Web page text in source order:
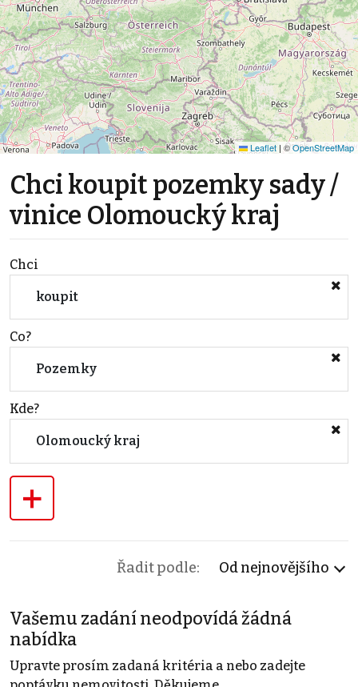
Leaflet | ©OpenStreetMap
Chci koupit pozemky sady /
vinice Olomoucký kraj
Chci
koupit
Co?
Pozemky
Kde?
Olomoucký kraj
+
Řadit podle: Od nejnovějšího
Vašemu zadání neodpovídá žádná
nabídka
Upravte prosím zadaná kritéria a nebo zadejte